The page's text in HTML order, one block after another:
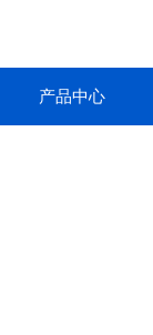
产品中心